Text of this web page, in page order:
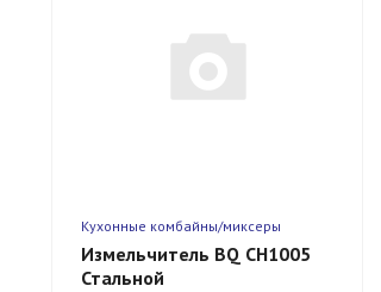
Кухонные комбайны/миксеры
Измельчитель BQ CH1005
Стальной